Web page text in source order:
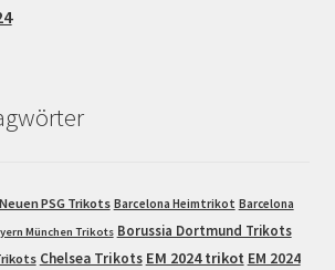
PSG Trikots Barcelona Heimtrikot Barcelona
München Trikots Borussia Dortmund Trikots
Chelsea Trikots EM 2024 trikot EM 2024